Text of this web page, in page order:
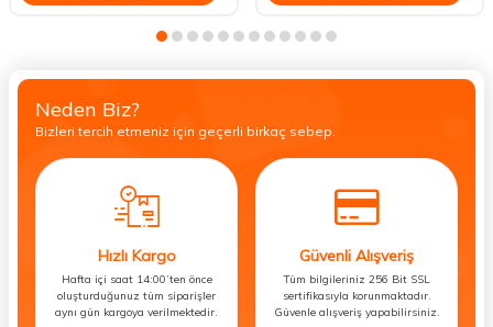
Neden Biz?
Bizleri tercih etmeniz için geçerli birkaç sebep.
Hızlı Kargo
Hafta içi saat 14:00’ten önce
oluşturduğunuz tüm siparişler
aynı gün kargoya verilmektedir.
Güvenli Alışveriş
Tüm bilgileriniz 256 Bit SSL
sertifikasıyla korunmaktadır.
Güvenle alışveriş yapabilirsiniz.